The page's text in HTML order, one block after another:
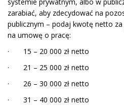
zarabiać, aby zdecydować na
publicznym – podaj kwotę netto
na umowę o pracę:
· 15 – 20 000 zł netto
· 21 – 25 000 zł netto
· 26 – 30 000 zł netto
· 31 – 40 000 zł netto